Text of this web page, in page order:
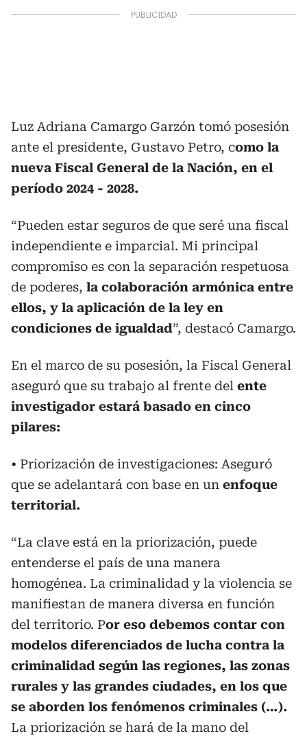
Luz Adriana Camargo Garzón tomó posesión
ante el presidente, Gustavo Petro, como la
nueva Fiscal General de la Nación, en el
período 2024 - 2028.
“Pueden estar seguros de que seré una fiscal
independiente e imparcial. Mi principal
compromiso es con la separación respetuosa
de poderes, la colaboración armónica entre
ellos, y la aplicación de la ley en
condiciones de igualdad”, destacó Camargo.
En el marco de su posesión, la Fiscal General
aseguró que su trabajo al frente del ente
investigador estará basado en cinco
pilares:
• Priorización de investigaciones: Aseguró
que se adelantará con base en un enfoque
territorial.
“La clave está en la priorización, puede
entenderse el país de una manera
homogénea. La criminalidad y la violencia se
manifiestan de manera diversa en función
del territorio. Por eso debemos contar con
modelos diferenciados de lucha contra la
criminalidad según las regiones, las zonas
rurales y las grandes ciudades, en los que
se aborden los fenómenos criminales (…).
La priorización se hará de la mano del